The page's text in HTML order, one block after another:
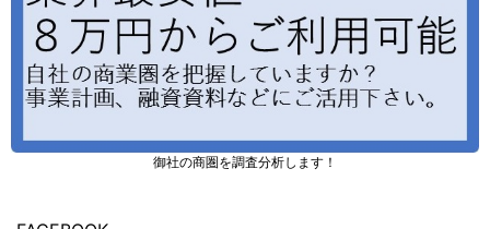
御社の商圏を調査分析します！